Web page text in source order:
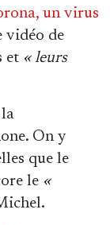
un virus
vidéo de
et « leurs
la
On y
que le
le «